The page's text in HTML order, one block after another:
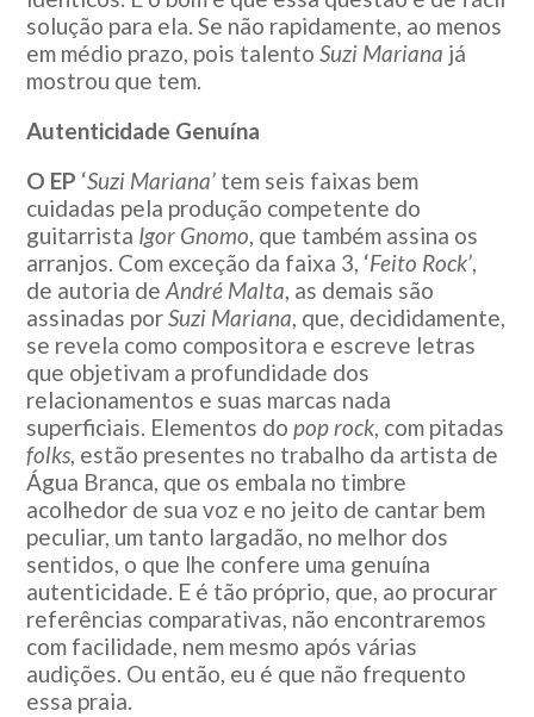
solução para ela. Se não rapidamente, ao menos
em médio prazo, pois talentoSuzi Mariana já
mostrou que tem.
Autenticidade Genuína
O EP ‘Suzi Mariana’ tem seis faixas bem
cuidadas pela produção competente do
guitarrista Igor Gnomo, que também assina os
arranjos. Com exceção da faixa 3, ‘Feito Rock’,
de autoria deAndré Malta, as demais são
assinadas porSuzi Mariana, que, decididamente,
se revela como compositora e escreve letras
que objetivam a profundidade dos
relacionamentos e suas marcas nada
superficiais. Elementos dopop rock, com pitadas
folks, estão presentes no trabalho da artista de
Água Branca, que os embala no timbre
acolhedor de sua voz e no jeito de cantar bem
peculiar, um tanto largadão, no melhor dos
sentidos, o que lhe confere uma genuína
autenticidade. E é tão próprio, que, ao procurar
referências comparativas, não encontraremos
com facilidade, nem mesmo após várias
audições. Ou então, eu é que não frequento
essa praia.